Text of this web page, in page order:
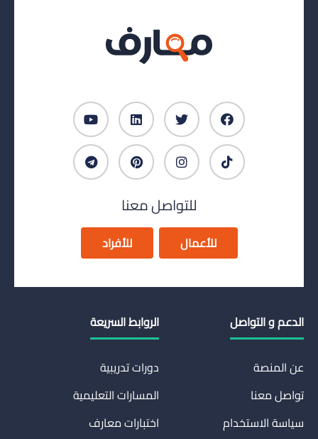
للتواصل معنا
للأعمال للأفراد
الدعم و التواصل
عن المنصة
تواصل معنا
سياسة الاستخدام
الروابط السريعة
دورات تدريبية
المسارات التعليمية
اختبارات معارف